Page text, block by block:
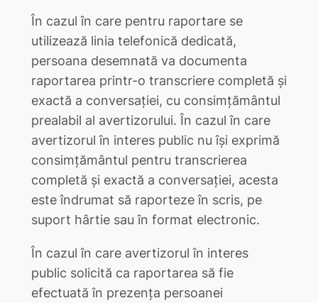
În cazul în care pentru raportare se
utilizează linia telefonică dedicată,
persoana desemnată va documenta
raportarea printr-o transcriere completă şi
exactă a conversaţiei, cu consimțământul
prealabil al avertizorului. În cazul în care
avertizorul în interes public nu îşi exprimă
consimţământul pentru transcrierea
completă și exactă a conversației, acesta
este îndrumat să raporteze în scris, pe
suport hârtie sau în format electronic.
În cazul în care avertizorul în interes
public solicită ca raportarea să fie
efectuată în prezența persoanei